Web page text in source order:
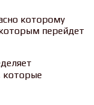
которому
перейдет
которые